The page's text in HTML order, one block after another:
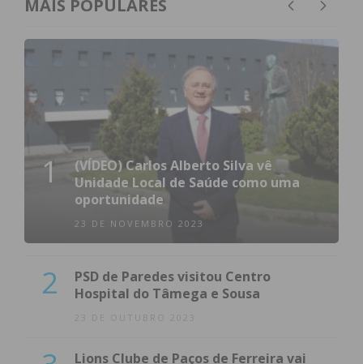
Subscreva a newsletter do
Imediato
Assine nossa newsletter por e-mail e
obtenha de forma regular a informação
atualizada.
condições
MAIS POPULARES
1
(VÍDEO) Carlos Alberto Silva vê
Unidade Local de Saúde como uma
oportunidade
23 DE NOVEMBRO 2023
2
PSD de Paredes visitou Centro
Hospital do Tâmega e Sousa
23 DE OUTUBRO 2023
Lions Clube de Paços de Ferreira vai